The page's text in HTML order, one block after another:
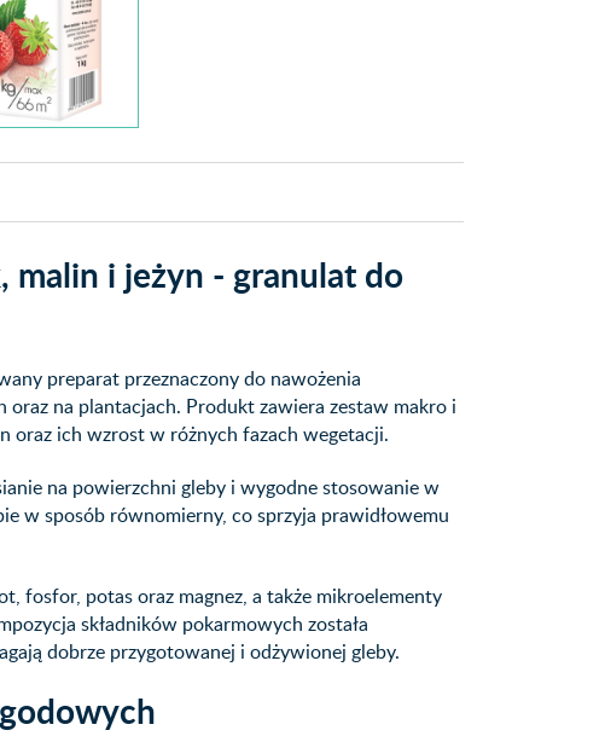
i jeżyn - granulat do
preparat przeznaczony do nawożenia
na plantacjach. Produkt zawiera zestaw makro i
oraz ich wzrost w różnych fazach wegetacji.
na powierzchni gleby i wygodne stosowanie w
w sposób równomierny, co sprzyja prawidłowemu
fosfor, potas oraz magnez, a także mikroelementy
składników pokarmowych została
dobrze przygotowanej i odżywionej gleby.